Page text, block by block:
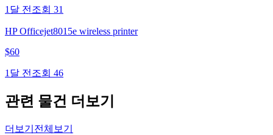
1달 전 조회 31
HP Officejet8015e wireless printer
$60
1달 전 조회 46
관련 물건 더보기
더보기 전체보기